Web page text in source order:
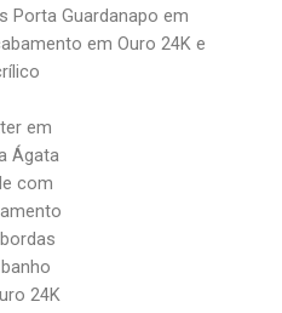
Porta Guardanapo em
em Ouro 24K e
em
Ágata
com
24K